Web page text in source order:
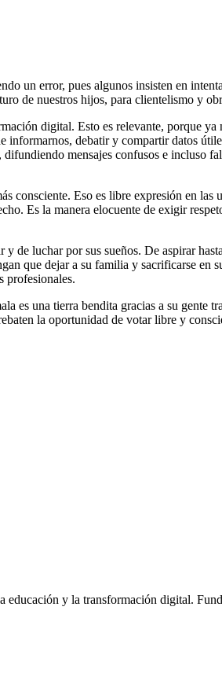
un error, pues algunos insisten en
de nuestros hijos, para clientelismo y
digital. Esto es relevante, porque
debatir y compartir datos
mensajes confusos e incluso
consciente. Eso es libre expresión en
Es la manera elocuente de exigir
de luchar por sus sueños. De aspirar
que dejar a su familia y sacrificarse en
profesionales.
es una tierra bendita gracias a su gente
la oportunidad de votar libre y
educación y la transformación digital.